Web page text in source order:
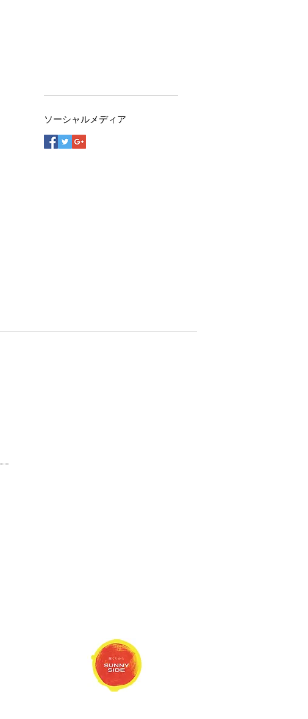
ソーシャルメディア